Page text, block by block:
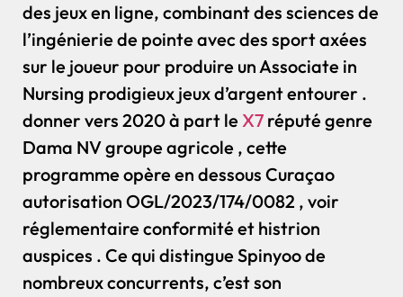
des jeux en ligne, combinant des sciences de
l’ingénierie de pointe avec des sport axées
sur le joueur pour produire un Associate in
Nursing prodigieux jeux d’argent entourer .
donner vers 2020 à part le X7 réputé genre
Dama NV groupe agricole , cette
programme opère en dessous Curaçao
autorisation OGL/2023/174/0082 , voir
réglementaire conformité et histrion
auspices . Ce qui distingue Spinyoo de
nombreux concurrents, c’est son